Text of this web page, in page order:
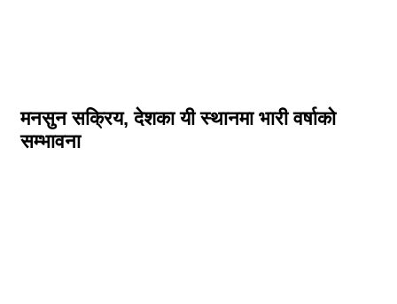
मनसुन सक्रिय, देशका यी स्थानमा भारी वर्षाको
सम्भावना